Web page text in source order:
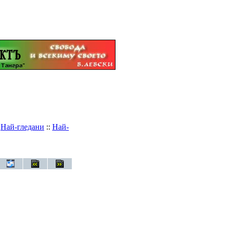
Най-гледани :: Най-